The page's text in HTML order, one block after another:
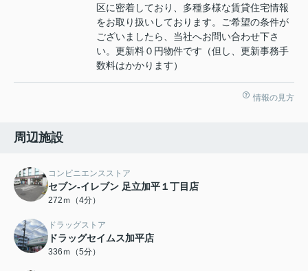
区に密着しており、多種多様な賃貸住宅情報
をお取り扱いしております。ご希望の条件が
ございましたら、当社へお問い合わせ下さ
い。更新料０円物件です（但し、更新事務手
数料はかかります）
情報の見方
周辺施設
コンビニエンスストア
セブン-イレブン 足立加平１丁目店
272ｍ（4分）
ドラッグストア
ドラッグセイムス加平店
336ｍ（5分）